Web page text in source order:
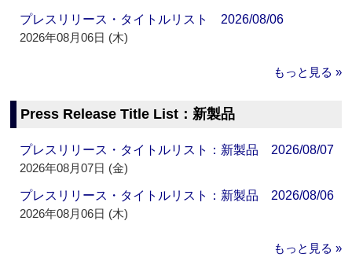
プレスリリース・タイトルリスト 2026/08/06
2026年08月06日 (木)
もっと見る »
Press Release Title List：新製品
プレスリリース・タイトルリスト：新製品 2026/08/07
2026年08月07日 (金)
プレスリリース・タイトルリスト：新製品 2026/08/06
2026年08月06日 (木)
もっと見る »